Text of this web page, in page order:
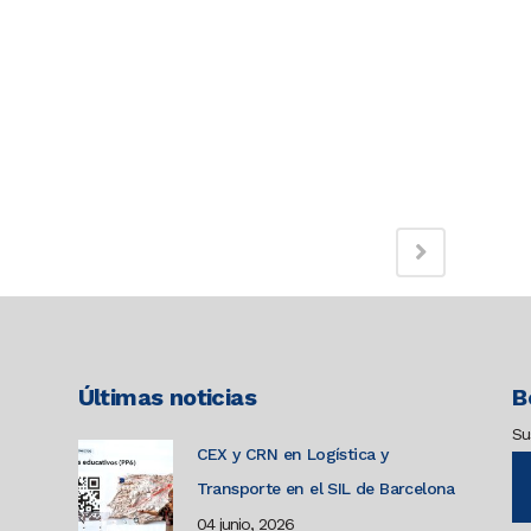
Últimas noticias
CEX y CRN en Logística y
Transporte en el SIL de Barcelona
04 junio, 2026